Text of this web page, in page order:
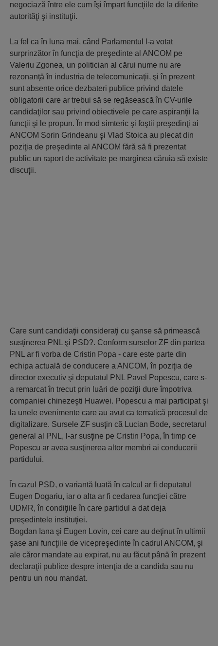
negociază între ele cum îşi împart funcţiile de la diferite
autorităţi şi instituţii.
La fel ca în luna mai, când Parlamentul l-a votat
surprinzător în funcţia de preşedinte al ANCOM pe
Valeriu Zgonea, un politician al cărui nume nu are
rezonanţă în industria de telecomunicaţii, şi în prezent
sunt absente orice dezbateri publice privind datele
obligatorii care ar trebui să se regăsească în CV-urile
candidaţilor sau privind obiectivele pe care aspiranţii la
funcţii şi le propun. În mod simteric şi foştii preşedinţi ai
ANCOM Sorin Grindeanu şi Vlad Stoica au plecat din
poziţia de preşedinte al ANCOM fără să fi prezentat
public un raport de activitate pe marginea căruia să existe
discuţii.
Care sunt candidaţii consideraţi cu şanse să primească
susţinerea PNL şi PSD?. Conform surselor ZF din partea
PNL ar fi vorba de Cristin Popa - care este parte din
echipa actuală de conducere a ANCOM, în poziţia de
director executiv şi deputatul PNL Pavel Popescu, care s-
a remarcat în trecut prin luări de poziţii dure împotriva
companiei chinezeşti Huawei. Popescu a mai participat şi
la unele evenimente care au avut ca tematică procesul de
digitalizare. Sursele ZF susţin că Lucian Bode, secretarul
general al PNL, l-ar susţine pe Cristin Popa, în timp ce
Popescu ar avea susţinerea altor membri ai conducerii
partidului.
În cazul PSD, o variantă luată în calcul ar fi deputatul
Eugen Dogariu, iar o alta ar fi cedarea funcţiei către
UDMR, în condiţiile în care partidul a dat deja
preşedintele instituţiei.
Bogdan Iana şi Eugen Lovin, cei care au deţinut în ultimii
şase ani funcţiile de vicepreşedinte în cadrul ANCOM, şi
ale căror mandate au expirat, nu au făcut până în prezent
declaraţii publice despre intenţia de a candida sau nu
pentru un nou mandat.